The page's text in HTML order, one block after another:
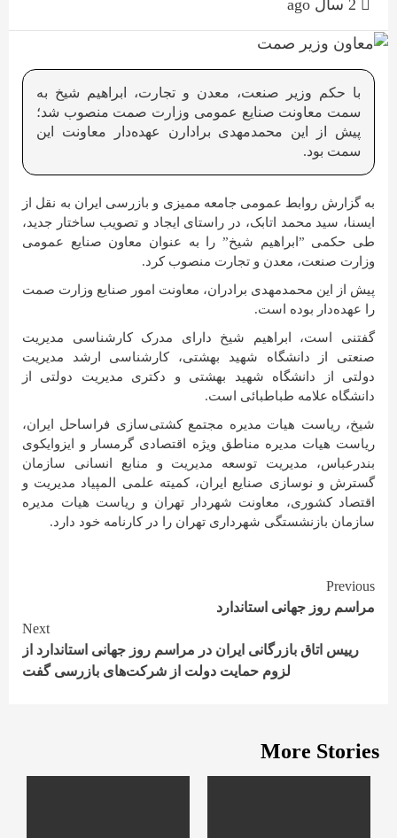
با حکم وزیر صنعت، معدن و تجارت، ابراهیم شیخ به
سمت معاونت صنایع عمومی وزارت صمت منصوب شد؛
پیش از این محمدمهدی برادارن عهده‌دار معاونت این
سمت بود.
به گزارش روابط عمومی جامعه ممیزی و بازرسی ایران به نقل از
ایسنا، سید محمد اتابک، در راستای ایجاد و تصویب ساختار جدید،
طی حکمی ”ابراهیم شیخ” را به عنوان معاون صنایع عمومی
وزارت صنعت، معدن و تجارت منصوب کرد.
پیش از این محمدمهدی برادران، معاونت امور صنایع وزارت صمت
را عهده‌دار بوده است.
گفتنی است، ابراهیم شیخ دارای مدرک کارشناسی مدیریت
صنعتی از دانشگاه شهید بهشتی، کارشناسی ارشد مدیریت
دولتی از دانشگاه شهید بهشتی و دکتری مدیریت دولتی از
دانشگاه علامه طباطبائی است.
شیخ، ریاست هیات مدیره مجتمع کشتی‌سازی فراساحل ایران،
ریاست هیات مدیره مناطق ویژه اقتصادی گرمسار و ایزوایکوی
بندرعباس، مدیریت توسعه مدیریت و منابع انسانی سازمان
گسترش و نوسازی صنایع ایران، کمیته علمی المپیاد مدیریت و
اقتصاد کشوری، معاونت شهردار تهران و ریاست هیات مدیره
سازمان بازنشستگی شهرداری تهران را در کارنامه خود دارد.
Continue
Reading
Previous
مراسم روز جهانی استاندارد
Next
رییس اتاق بازرگانی ایران در مراسم روز جهانی استاندارد از
لزوم حمایت دولت از شرکت‌های بازرسی گفت
More Stories